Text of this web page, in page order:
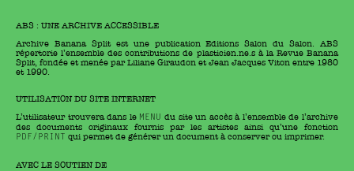
ABS : UNE ARCHIVE ACCESSIBLE
Archive Banana Split est une publication Editions Salon du Salon. ABS
répertorie l’ensemble des contributions de plasticien.ne.s à la Revue Banana
Split, fondée et menée par Liliane Giraudon et Jean Jacques Viton entre 1980
et 1990.
UTILISATION DU SITE INTERNET
L’utilisateur trouvera dans le MENU du site un accès à l’ensemble de l’archive
des documents originaux fournis par les artistes ainsi qu’une fonction
PDF/PRINT qui permet de générer un document à conserver ou imprimer.
AVEC LE SOUTIEN DE